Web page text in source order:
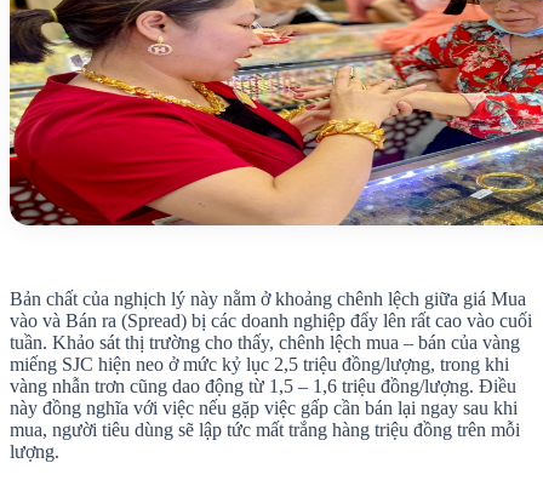
Bản chất của nghịch lý này nằm ở khoảng chênh lệch giữa giá Mua
vào và Bán ra (Spread) bị các doanh nghiệp đẩy lên rất cao vào cuối
tuần. Khảo sát thị trường cho thấy, chênh lệch mua – bán của vàng
miếng SJC hiện neo ở mức kỷ lục 2,5 triệu đồng/lượng, trong khi
vàng nhẫn trơn cũng dao động từ 1,5 – 1,6 triệu đồng/lượng. Điều
này đồng nghĩa với việc nếu gặp việc gấp cần bán lại ngay sau khi
mua, người tiêu dùng sẽ lập tức mất trắng hàng triệu đồng trên mỗi
lượng.